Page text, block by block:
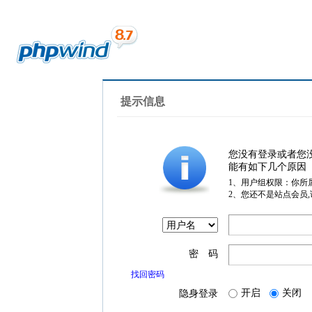
提示信息
您没有登录或者您
能有如下几个原因
1、用户组权限：你所
2、您还不是站点会员
密 码
找回密码
隐身登录 开启 关闭